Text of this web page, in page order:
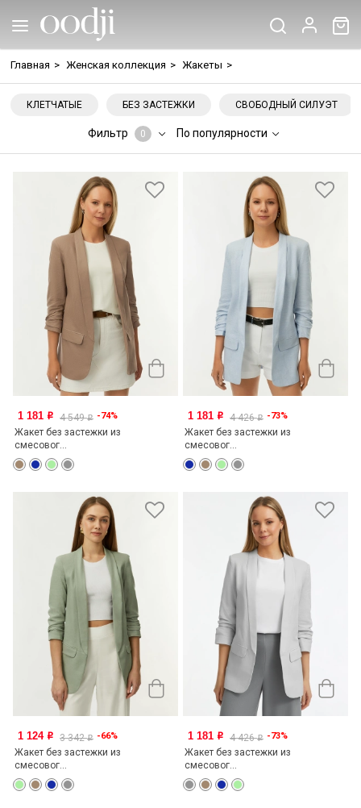
Главная > Женская коллекция > Жакеты >
КЛЕТЧАТЫЕ БЕЗ ЗАСТЕЖКИ СВОБОДНЫЙ СИЛУЭТ
Фильтр 0 По популярности
1 181 o 4 549o -74%
Жакет без застежки из
смесовог...
1 181 o 4 426o -73%
Жакет без застежки из
смесовог...
1 124 o 3 342o -66%
Жакет без застежки из
смесовог...
1 181 o 4 426o -73%
Жакет без застежки из
смесовог...